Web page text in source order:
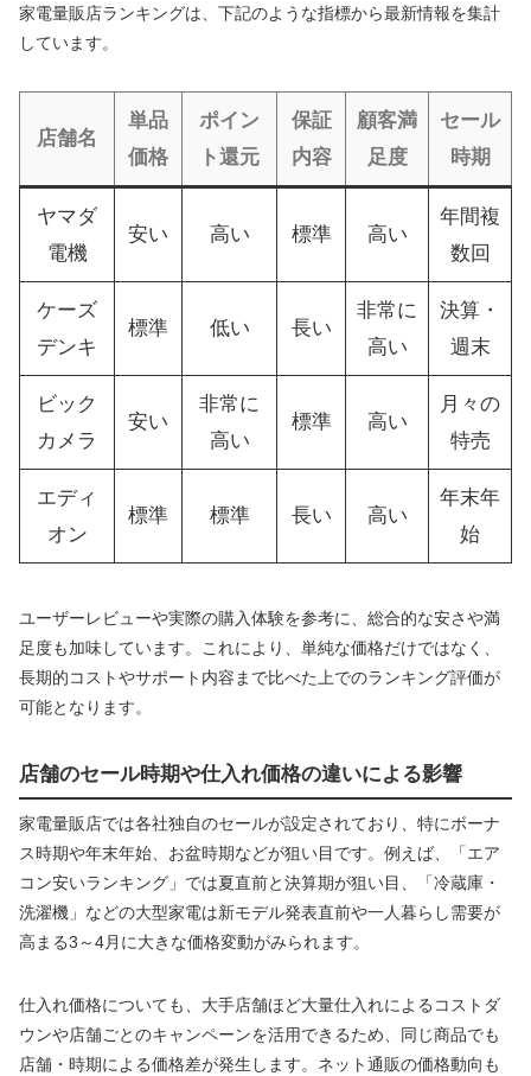
家電量販店ランキングは、下記のような指標から最新情報を集計
しています。
店舗名
単品
価格
ポイン
ト還元
保証
内容
顧客満
足度
セール
時期
ヤマダ
電機
安い 高い 標準 高い
年間複
数回
ケーズ
デンキ
標準 低い 長い
非常に
高い
決算・
週末
ビック
カメラ
安い
非常に
高い
標準 高い
月々の
特売
エディ
オン
標準 標準 長い 高い
年末年
始
ユーザーレビューや実際の購入体験を参考に、総合的な安さや満
足度も加味しています。これにより、単純な価格だけではなく、
長期的コストやサポート内容まで比べた上でのランキング評価が
可能となります。
店舗のセール時期や仕入れ価格の違いによる影響
家電量販店では各社独自のセールが設定されており、特にボーナ
ス時期や年末年始、お盆時期などが狙い目です。例えば、「エア
コン安いランキング」では夏直前と決算期が狙い目、「冷蔵庫・
洗濯機」などの大型家電は新モデル発表直前や一人暮らし需要が
高まる3～4月に大きな価格変動がみられます。
仕入れ価格についても、大手店舗ほど大量仕入れによるコストダ
ウンや店舗ごとのキャンペーンを活用できるため、同じ商品でも
店舗・時期による価格差が発生します。ネット通販の価格動向も